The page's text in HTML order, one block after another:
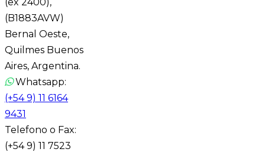
(B1883AVW)
Bernal Oeste,
Quilmes Buenos
Aires, Argentina.
Whatsapp:
(+54 9) 11 6164
9431
Telefono o Fax:
(+54 9) 11 7523